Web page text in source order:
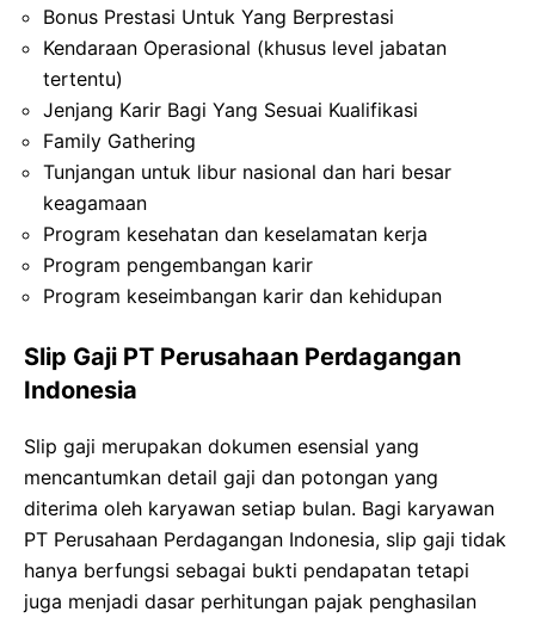
Bonus Prestasi Untuk Yang Berprestasi
Kendaraan Operasional (khusus level jabatan
tertentu)
Jenjang Karir Bagi Yang Sesuai Kualifikasi
Family Gathering
Tunjangan untuk libur nasional dan hari besar
keagamaan
Program kesehatan dan keselamatan kerja
Program pengembangan karir
Program keseimbangan karir dan kehidupan
Slip Gaji PT Perusahaan Perdagangan
Indonesia
Slip gaji merupakan dokumen esensial yang
mencantumkan detail gaji dan potongan yang
diterima oleh karyawan setiap bulan. Bagi karyawan
PT Perusahaan Perdagangan Indonesia, slip gaji tidak
hanya berfungsi sebagai bukti pendapatan tetapi
juga menjadi dasar perhitungan pajak penghasilan